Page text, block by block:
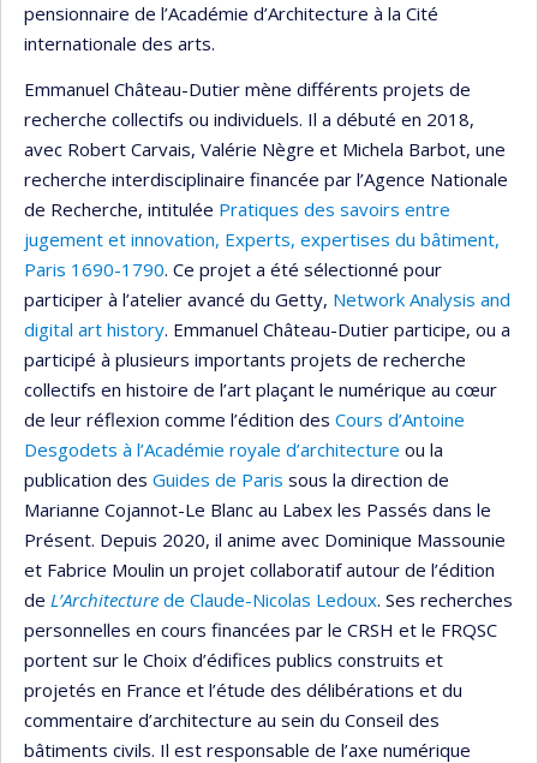
pensionnaire de l’Académie d’Architecture à la Cité
internationale des arts.
Emmanuel Château-Dutier mène différents projets de
recherche collectifs ou individuels. Il a débuté en 2018,
avec Robert Carvais, Valérie Nègre et Michela Barbot, une
recherche interdisciplinaire financée par l’Agence Nationale
de Recherche, intitulée Pratiques des savoirs entre
jugement et innovation, Experts, expertises du bâtiment,
Paris 1690-1790. Ce projet a été sélectionné pour
participer à l’atelier avancé du Getty, Network Analysis and
digital art history. Emmanuel Château-Dutier participe, ou a
participé à plusieurs importants projets de recherche
collectifs en histoire de l’art plaçant le numérique au cœur
de leur réflexion comme l’édition des Cours d’Antoine
Desgodets à l’Académie royale d’architecture ou la
publication des Guides de Paris sous la direction de
Marianne Cojannot-Le Blanc au Labex les Passés dans le
Présent. Depuis 2020, il anime avec Dominique Massounie
et Fabrice Moulin un projet collaboratif autour de l’édition
de L’Architecture de Claude-Nicolas Ledoux. Ses recherches
personnelles en cours financées par le CRSH et le FRQSC
portent sur le Choix d’édifices publics construits et
projetés en France et l’étude des délibérations et du
commentaire d’architecture au sein du Conseil des
bâtiments civils. Il est responsable de l’axe numérique